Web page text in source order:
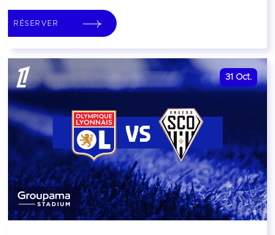
RÉSERVER
31 Oct.